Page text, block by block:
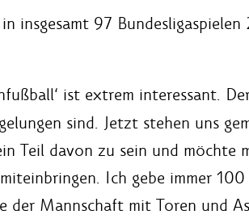
insgesamt 97 Bundesligaspielen
ist extrem interessant.
sind. Jetzt stehen uns
Teil davon zu sein und möchte
Ich gebe immer
der Mannschaft mit Toren und